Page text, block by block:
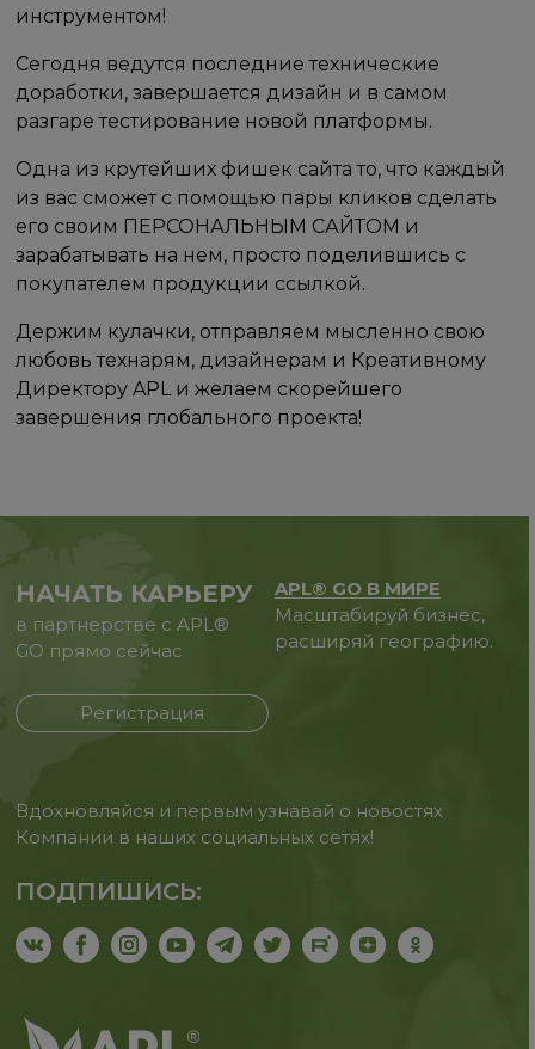
инструментом!
Сегодня ведутся последние технические
доработки, завершается дизайн и в самом
разгаре тестирование новой платформы.
Одна из крутейших фишек сайта то, что каждый
из вас сможет с помощью пары кликов сделать
его своим ПЕРСОНАЛЬНЫМ САЙТОМ и
зарабатывать на нем, просто поделившись с
покупателем продукции ссылкой.
Держим кулачки, отправляем мысленно свою
любовь технарям, дизайнерам и Креативному
Директору APL и желаем скорейшего
завершения глобального проекта!
НАЧАТЬ КАРЬЕРУ
в партнерстве с APL®
GO прямо сейчас
Регистрация
APL® GO В МИРЕ
Масштабируй бизнес,
расширяй географию.
Вдохновляйся и первым узнавай о новостях
Компании в наших социальных сетях!
ПОДПИШИСЬ: